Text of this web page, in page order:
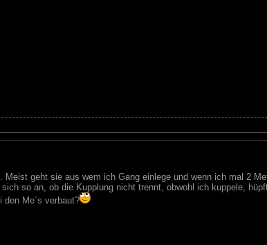
Meist geht sie aus wem ich Gang einlege und wenn ich mal 2
so an, ob die Kupplung nicht trennt, obwohl ich kuppele,
den Me´s verbaut?​